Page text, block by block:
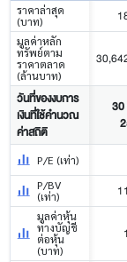
ราคาล่าสุด
(บาท)
มูลค่าหลัก
ทรัพย์ตาม
ราคาตลาด
(ล้านบาท)
วันที่ของงบการ
เงินที่ใช้คำนวณ
ค่าสถิติ
30
P/E (เท่า)
P/BV
(เท่า)
มูลค่าหุ้น
ทางบัญชี
ต่อหุ้น
(บาท)